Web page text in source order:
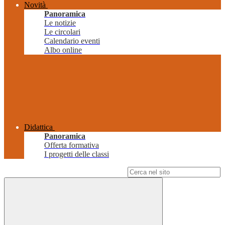
Novità
Panoramica
Le notizie
Le circolari
Calendario eventi
Albo online
Didattica
Panoramica
Offerta formativa
I progetti delle classi